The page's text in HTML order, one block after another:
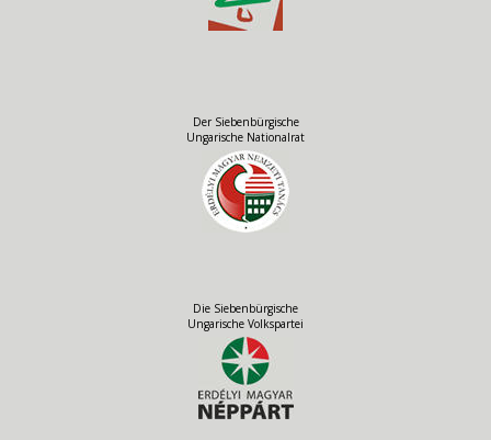
Der Siebenbürgische
Ungarische Nationalrat
Die Siebenbürgische
Ungarische Volkspartei